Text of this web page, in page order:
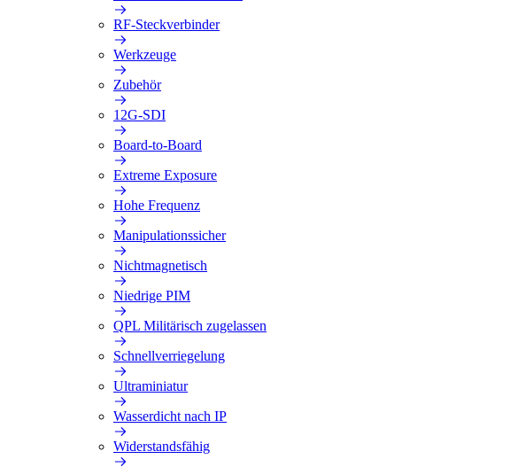
RF-Steckverbinder
Werkzeuge
Zubehör
12G-SDI
Board-to-Board
Extreme Exposure
Hohe Frequenz
Manipulationssicher
Nichtmagnetisch
Niedrige PIM
QPL Militärisch zugelassen
Schnellverriegelung
Ultraminiatur
Wasserdicht nach IP
Widerstandsfähig